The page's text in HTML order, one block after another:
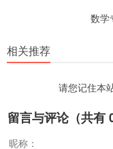
数学
相关推荐
请您记住本
留言与评论（共有
昵称：